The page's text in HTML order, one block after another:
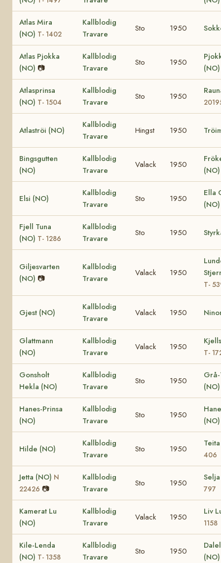
Atlas Mira
(NO) T- 1402
Kallblodig
Travare
Sto 1950
Atlas Pjokka
(NO) 📷
Kallblodig
Travare
Sto 1950
(NO)
Atlasprinsa
(NO) T- 1504
Kallblodig
Travare
Sto 1950
Atlaströi (NO)
Kallblodig
Travare
Hingst 1950
Bingsgutten
(NO)
Kallblodig
Travare
Valack 1950
(NO)
Elsi (NO)
Kallblodig
Travare
Sto 1950
Ella
Fjell Tuna
(NO) T- 1286
Kallblodig
Travare
Sto 1950
Giljesvarten
(NO) 📷
Kallblodig
Travare
Valack 1950
T-
Gjest (NO)
Kallblodig
Travare
Valack 1950
Glattmann
(NO)
Kallblodig
Travare
Valack 1950
T-
Gonsholt
Hekla (NO)
Kallblodig
Travare
Sto 1950
Grå-
(NO)
Hanes-Prinsa
(NO)
Kallblodig
Travare
Sto 1950
Hilde (NO)
Kallblodig
Travare
Sto 1950
406
Jetta (NO) N
22426 📷
Kallblodig
Travare
Sto 1950
797
Kamerat Lu
(NO)
Kallblodig
Travare
Valack 1950
Liv
1158
Kile-Lenda
(NO) T- 1358
Kallblodig
Travare
Sto 1950
(NO)